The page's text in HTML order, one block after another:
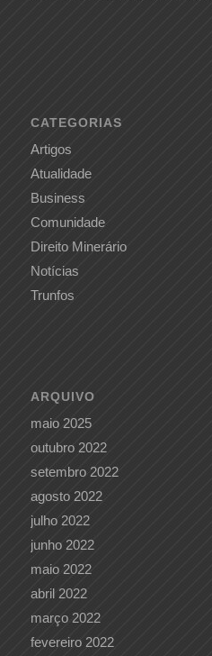
CATEGORIAS
Artigos
Atualidade
Business
Comunidade
Direito Minerário
Notícias
Trunfos
ARQUIVO
maio 2025
outubro 2022
setembro 2022
agosto 2022
julho 2022
junho 2022
maio 2022
abril 2022
março 2022
fevereiro 2022